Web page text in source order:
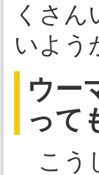
くさ
いよう
ウー
って
こう